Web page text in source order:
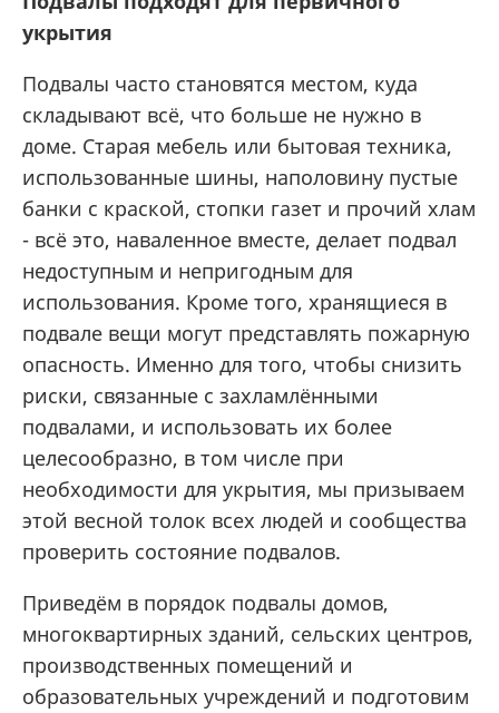
укрытия
Подвалы часто становятся местом, куда
складывают всё, что больше не нужно в
доме. Старая мебель или бытовая техника,
использованные шины, наполовину пустые
банки с краской, стопки газет и прочий хлам
- всё это, наваленное вместе, делает подвал
недоступным и непригодным для
использования. Кроме того, хранящиеся в
подвале вещи могут представлять пожарную
опасность. Именно для того, чтобы снизить
риски, связанные с захламлёнными
подвалами, и использовать их более
целесообразно, в том числе при
необходимости для укрытия, мы призываем
этой весной толок всех людей и сообщества
проверить состояние подвалов.
Приведём в порядок подвалы домов,
многоквартирных зданий, сельских центров,
производственных помещений и
образовательных учреждений и подготовим